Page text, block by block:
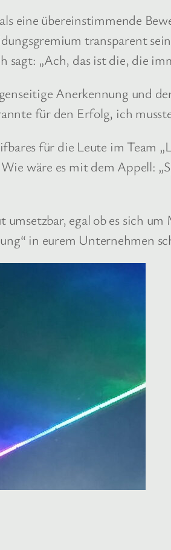
eine übereinstimmende
transparent
sagt: „Ach, das ist die, die
Anerkennung und
für den Erfolg, ich
für die Leute im Team
wäre es mit dem Appell:
egal ob es sich
in eurem Unternehmen